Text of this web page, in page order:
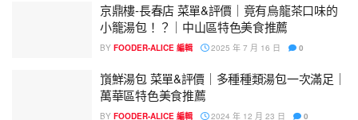
京鼎樓-長春店 菜單&評價｜竟有烏龍茶口味的
小籠湯包！？｜中山區特色美食推薦
BY FOODER-ALICE 編輯 2025 年 7 月 16 日 0
嵿鮮湯包 菜單&評價｜多種種類湯包一次滿足｜
萬華區特色美食推薦
BY FOODER-ALICE 編輯 2024 年 12 月 23 日 0